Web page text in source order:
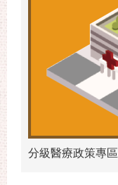
分級醫療政策專區